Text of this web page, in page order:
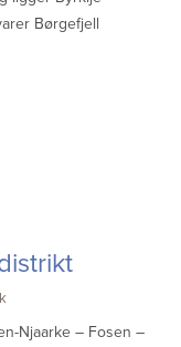
Børgefjell
Njaarke – Fosen –